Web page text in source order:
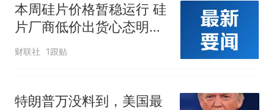
本周硅片价格暂稳运行 硅
片厂商低价出货心态明显
减弱
财联社 1跟贴
特朗普万没料到，美国最